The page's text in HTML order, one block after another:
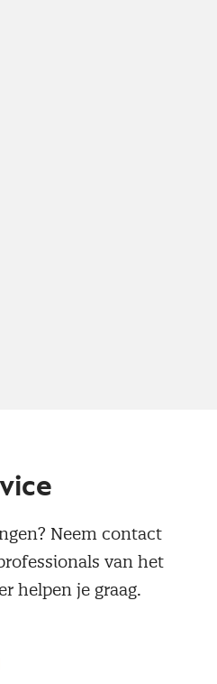
Neem contact
van het
helpen je graag.